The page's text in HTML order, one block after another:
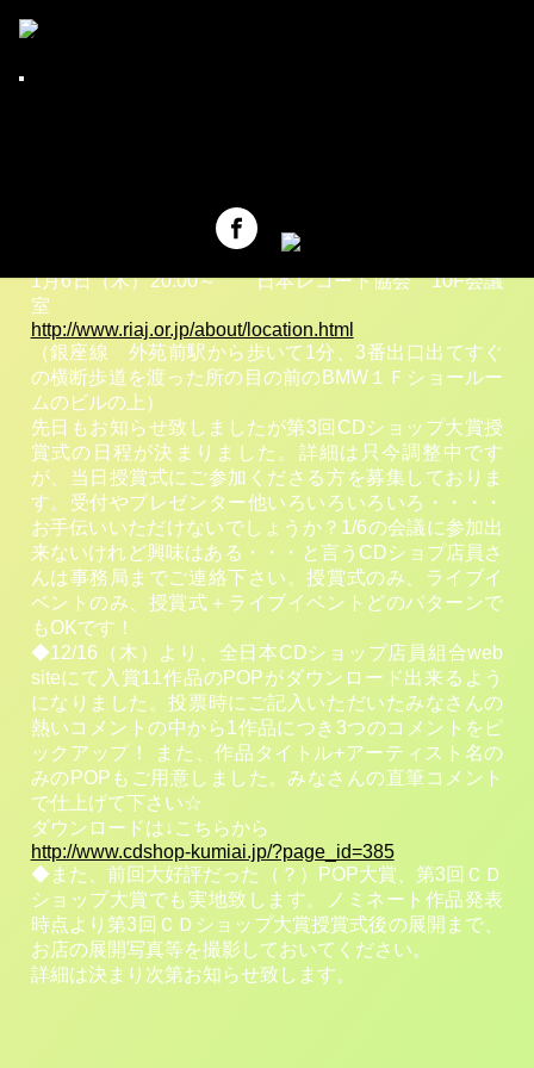
全日本CDショップ店員組合について
授賞式の進行、役割分担等について話し合います。突
然の参加でも、久しぶりの参加でもぜひ！お待ちして
1月6日（木）20:00～ 日本レコード協会 10F会議
室
http://www.riaj.or.jp/about/location.html
（銀座線 外苑前駅から歩いて1分、3番出口出てすぐ
の横断歩道を渡った所の目の前のBMW１Ｆショールー
ムのビルの上）
先日もお知らせ致しましたが第3回CDショップ大賞授
賞式の日程が決まりました。詳細は只今調整中です
が、当日授賞式にご参加くださる方を募集しておりま
す。受付やプレゼンター他いろいろいろいろ・・・・
お手伝いいただけないでしょうか？1/6の会議に参加出
来ないけれど興味はある・・・と言うCDショプ店員さ
んは事務局までご連絡下さい。授賞式のみ、ライブイ
ベントのみ、授賞式＋ライブイベントどのパターンで
もOKです！
◆12/16（木）より、全日本CDショップ店員組合web
siteにて入賞11作品のPOPがダウンロード出来るよう
になりました。投票時にご記入いただいたみなさんの
熱いコメントの中から1作品につき3つのコメントをピ
ックアップ！ また、作品タイトル+アーティスト名の
みのPOPもご用意しました。みなさんの直筆コメント
で仕上げて下さい☆
ダウンロードは↓こちらから
http://www.cdshop-kumiai.jp/?page_id=385
◆また、前回大好評だった（？）POP大賞、第3回ＣＤ
ショップ大賞でも実地致します。ノミネート作品発表
時点より第3回ＣＤショップ大賞授賞式後の展開まで、
お店の展開写真等を撮影しておいてください。
詳細は決まり次第お知らせ致します。